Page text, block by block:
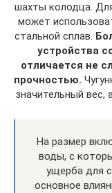
шахты колодца.
может
стальной сплав.
устройства
отличается не
прочностью.
значительный вес,
На размер
воды, с
ущерба для
основное